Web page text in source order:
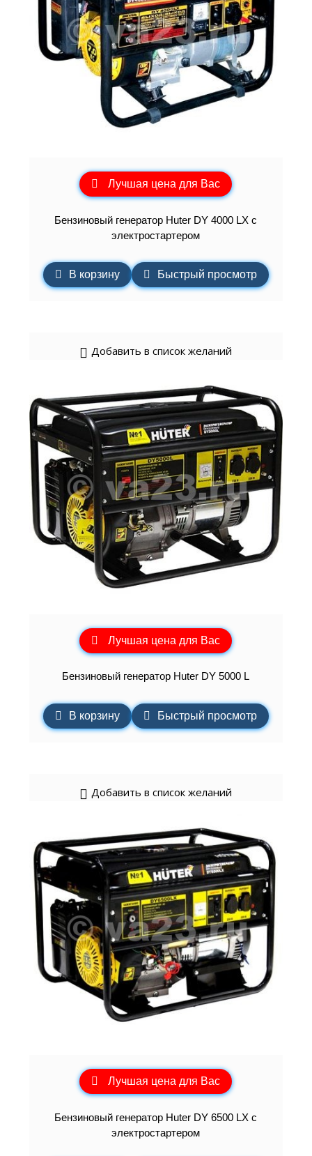
Лучшая цена для Вас
Бензиновый генератор Huter DY 4000 LX с
электростартером
В корзину Быстрый просмотр
Добавить в список желаний
Лучшая цена для Вас
Бензиновый генератор Huter DY 5000 L
В корзину Быстрый просмотр
Добавить в список желаний
Лучшая цена для Вас
Бензиновый генератор Huter DY 6500 LX с
электростартером